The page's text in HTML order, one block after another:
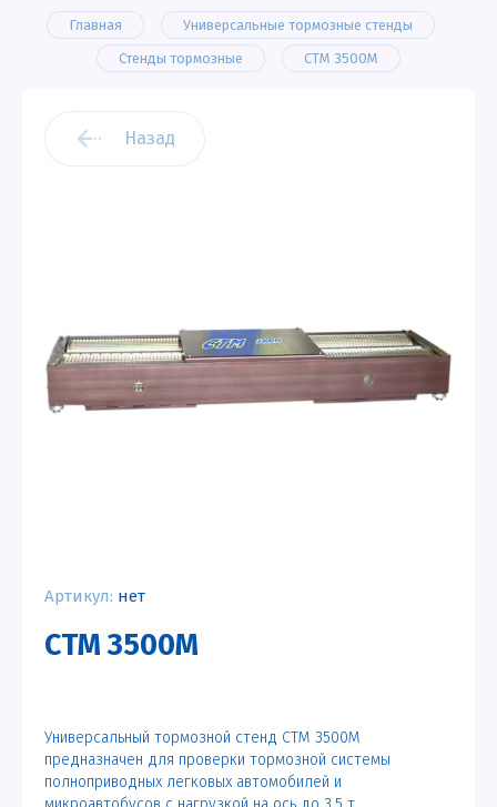
Главная
Универсальные тормозные стенды
Стенды тормозные
СТМ 3500М
Назад
Артикул: нет
СТМ 3500М
Универсальный тормозной стенд СТМ 3500М
предназначен для проверки тормозной системы
полноприводных легковых автомобилей и